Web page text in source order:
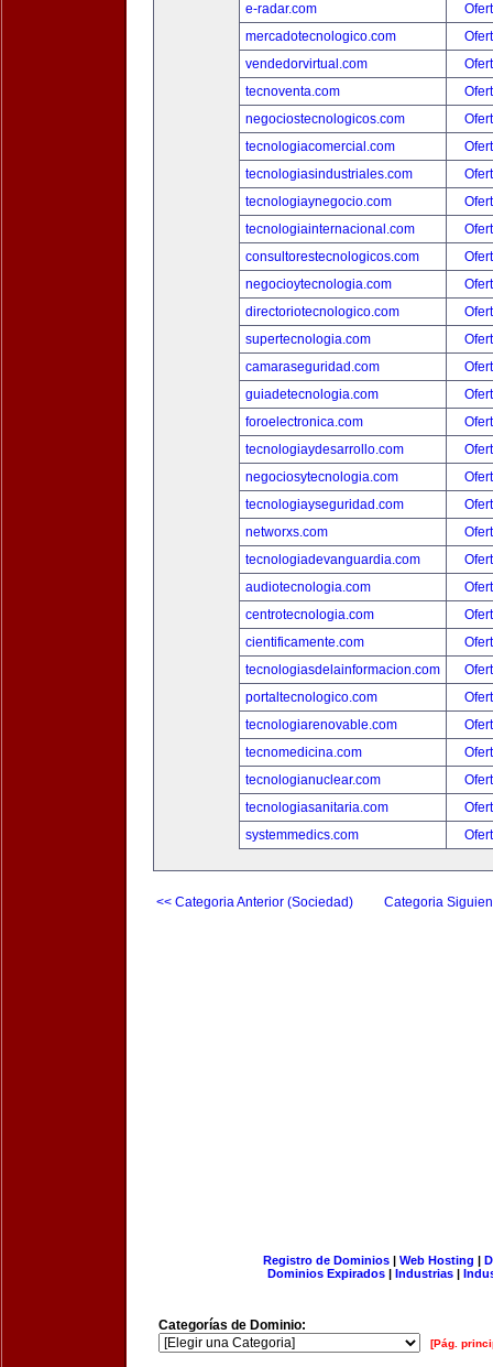
e-radar.com
mercadotecnologico.com
vendedorvirtual.com
tecnoventa.com
negociostecnologicos.com
tecnologiacomercial.com
tecnologiasindustriales.com
tecnologiaynegocio.com
tecnologiainternacional.com
consultorestecnologicos.com
negocioytecnologia.com
directoriotecnologico.com
supertecnologia.com
camaraseguridad.com
guiadetecnologia.com
foroelectronica.com
tecnologiaydesarrollo.com
negociosytecnologia.com
tecnologiayseguridad.com
networxs.com
tecnologiadevanguardia.com
audiotecnologia.com
centrotecnologia.com
cientificamente.com
tecnologiasdelainformacion.com
portaltecnologico.com
tecnologiarenovable.com
tecnomedicina.com
tecnologianuclear.com
tecnologiasanitaria.com
systemmedics.com
<< Categoria Anterior (Sociedad) Categoria
Registro de Dominios| Web Hosting |
Dominios Expirados | Industrias |
Categorías de Dominio:
[Pág.